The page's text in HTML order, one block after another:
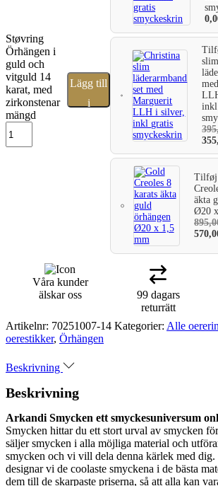
Støvring
Örhängen i
guld och
vitguld 14
karat, med
zirkonstenar
mängd
Lägg till
i
slim
inkl
äkta
Ø20
Våra kunder
älskar oss
99 dagars
returrätt
Artikelnr: 70251007-14 Kategorier: Alle
oerestikker, Örhängen
Beskrivning
Beskrivning
Arkandi Smycken ett smyckesuniversum
Smycken hittar du ett stort urval av smycken
säljer smycken i alla möjliga material och
smycken och vi vill dela denna kärlek med
designar vi de coolaste smyckena i de bästa
dem till de skarpaste priserna, så att alla kan